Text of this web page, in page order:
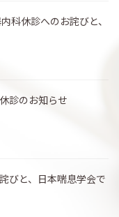
科休診へのお詫びと、
診のお知らせ
びと、日本喘息学会で